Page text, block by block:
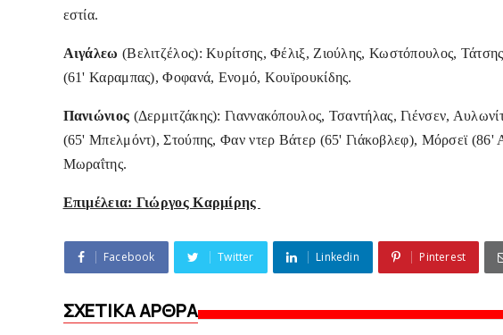
εστία.
Αιγάλεω (Βελιτζέλος): Κυρίτσης, Φέλιξ, Ζιούλης, Κωστόπουλος,
(61' Καραμπας), Φοφανά, Ενομό, Κουϊρουκίδης.
Πανιώνιος (Δερμιτζάκης): Γιαννακόπουλος, Τσαντήλας, Γιένσεν,
(65' Μπελμόντ), Στούπης, Φαν ντερ Βάτερ (65' Γιάκοβλεφ), Μόρσεϊ (86'
Μωραΐτης.
Επιμέλεια: Γιώργος Καρμίρης
Facebook Twitter Linkedin Pinterest
ΣΧΕΤΙΚΑ ΑΡΘΡΑ